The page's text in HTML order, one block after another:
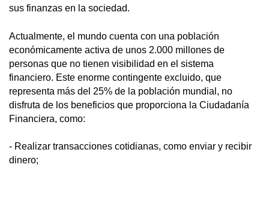
sus finanzas en la sociedad.
Actualmente, el mundo cuenta con una población
económicamente activa de unos 2.000 millones de
personas que no tienen visibilidad en el sistema
financiero. Este enorme contingente excluido, que
representa más del 25% de la población mundial, no
disfruta de los beneficios que proporciona la Ciudadanía
Financiera, como:
- Realizar transacciones cotidianas, como enviar y recibir
dinero;